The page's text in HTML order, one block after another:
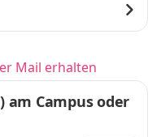
Mail erhalten
am Campus oder